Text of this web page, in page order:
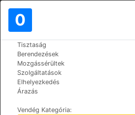
0
Tisztaság
Berendezések
Mozgássérültek
Szolgáltatások
Elhelyezkedés
Árazás
Vendég Kategória:
Világ>Spain Cadiz-El-puerto-de-
Los Cantaros
+34 956540240
Curva, 6, 11500